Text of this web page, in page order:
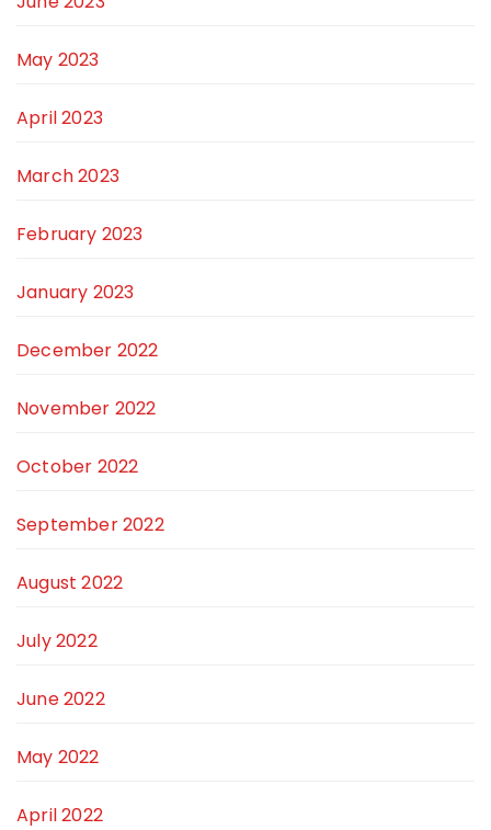
May 2023
April 2023
March 2023
February 2023
January 2023
December 2022
November 2022
October 2022
September 2022
August 2022
July 2022
June 2022
May 2022
April 2022